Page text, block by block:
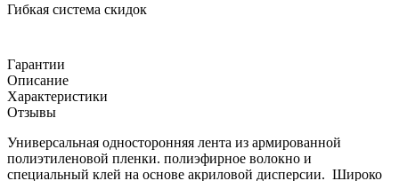
Гибкая система скидок
Гарантии
Описание
Характеристики
Отзывы
Универсальная односторонняя лента из армированной
полиэтиленовой пленки. полиэфирное волокно и
специальный клей на основе акриловой дисперсии. Широко